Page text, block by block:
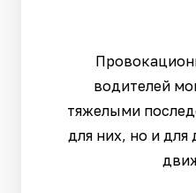
водителей
тяжелыми
для них, но и для